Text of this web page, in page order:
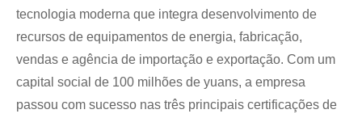
tecnologia moderna que integra desenvolvimento de
recursos de equipamentos de energia, fabricação,
vendas e agência de importação e exportação. Com um
capital social de 100 milhões de yuans, a empresa
passou com sucesso nas três principais certificações de